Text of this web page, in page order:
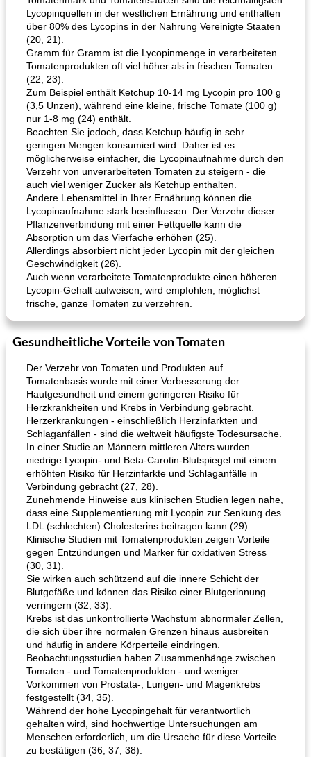
Lycopinquellen in der westlichen Ernährung und enthalten
über 80% des Lycopins in der Nahrung Vereinigte Staaten
(20, 21).
Gramm für Gramm ist die Lycopinmenge in verarbeiteten
Tomatenprodukten oft viel höher als in frischen Tomaten
(22, 23).
Zum Beispiel enthält Ketchup 10-14 mg Lycopin pro 100 g
(3,5 Unzen), während eine kleine, frische Tomate (100 g)
nur 1-8 mg (24) enthält.
Beachten Sie jedoch, dass Ketchup häufig in sehr
geringen Mengen konsumiert wird. Daher ist es
möglicherweise einfacher, die Lycopinaufnahme durch den
Verzehr von unverarbeiteten Tomaten zu steigern - die
auch viel weniger Zucker als Ketchup enthalten.
Andere Lebensmittel in Ihrer Ernährung können die
Lycopinaufnahme stark beeinflussen. Der Verzehr dieser
Pflanzenverbindung mit einer Fettquelle kann die
Absorption um das Vierfache erhöhen (25).
Allerdings absorbiert nicht jeder Lycopin mit der gleichen
Geschwindigkeit (26).
Auch wenn verarbeitete Tomatenprodukte einen höheren
Lycopin-Gehalt aufweisen, wird empfohlen, möglichst
frische, ganze Tomaten zu verzehren.
Gesundheitliche Vorteile von Tomaten
Der Verzehr von Tomaten und Produkten auf
Tomatenbasis wurde mit einer Verbesserung der
Hautgesundheit und einem geringeren Risiko für
Herzkrankheiten und Krebs in Verbindung gebracht.
Herzerkrankungen - einschließlich Herzinfarkten und
Schlaganfällen - sind die weltweit häufigste Todesursache.
In einer Studie an Männern mittleren Alters wurden
niedrige Lycopin- und Beta-Carotin-Blutspiegel mit einem
erhöhten Risiko für Herzinfarkte und Schlaganfälle in
Verbindung gebracht (27, 28).
Zunehmende Hinweise aus klinischen Studien legen nahe,
dass eine Supplementierung mit Lycopin zur Senkung des
LDL (schlechten) Cholesterins beitragen kann (29).
Klinische Studien mit Tomatenprodukten zeigen Vorteile
gegen Entzündungen und Marker für oxidativen Stress
(30, 31).
Sie wirken auch schützend auf die innere Schicht der
Blutgefäße und können das Risiko einer Blutgerinnung
verringern (32, 33).
Krebs ist das unkontrollierte Wachstum abnormaler Zellen,
die sich über ihre normalen Grenzen hinaus ausbreiten
und häufig in andere Körperteile eindringen.
Beobachtungsstudien haben Zusammenhänge zwischen
Tomaten - und Tomatenprodukten - und weniger
Vorkommen von Prostata-, Lungen- und Magenkrebs
festgestellt (34, 35).
Während der hohe Lycopingehalt für verantwortlich
gehalten wird, sind hochwertige Untersuchungen am
Menschen erforderlich, um die Ursache für diese Vorteile
zu bestätigen (36, 37, 38).